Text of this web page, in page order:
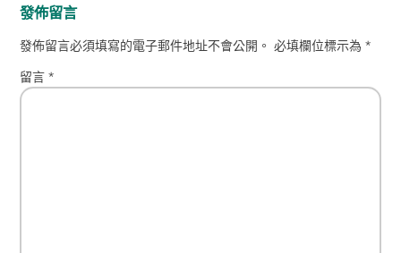
發佈留言
發佈留言必須填寫的電子郵件地址不會公開。 必填欄位標示為*
留言*